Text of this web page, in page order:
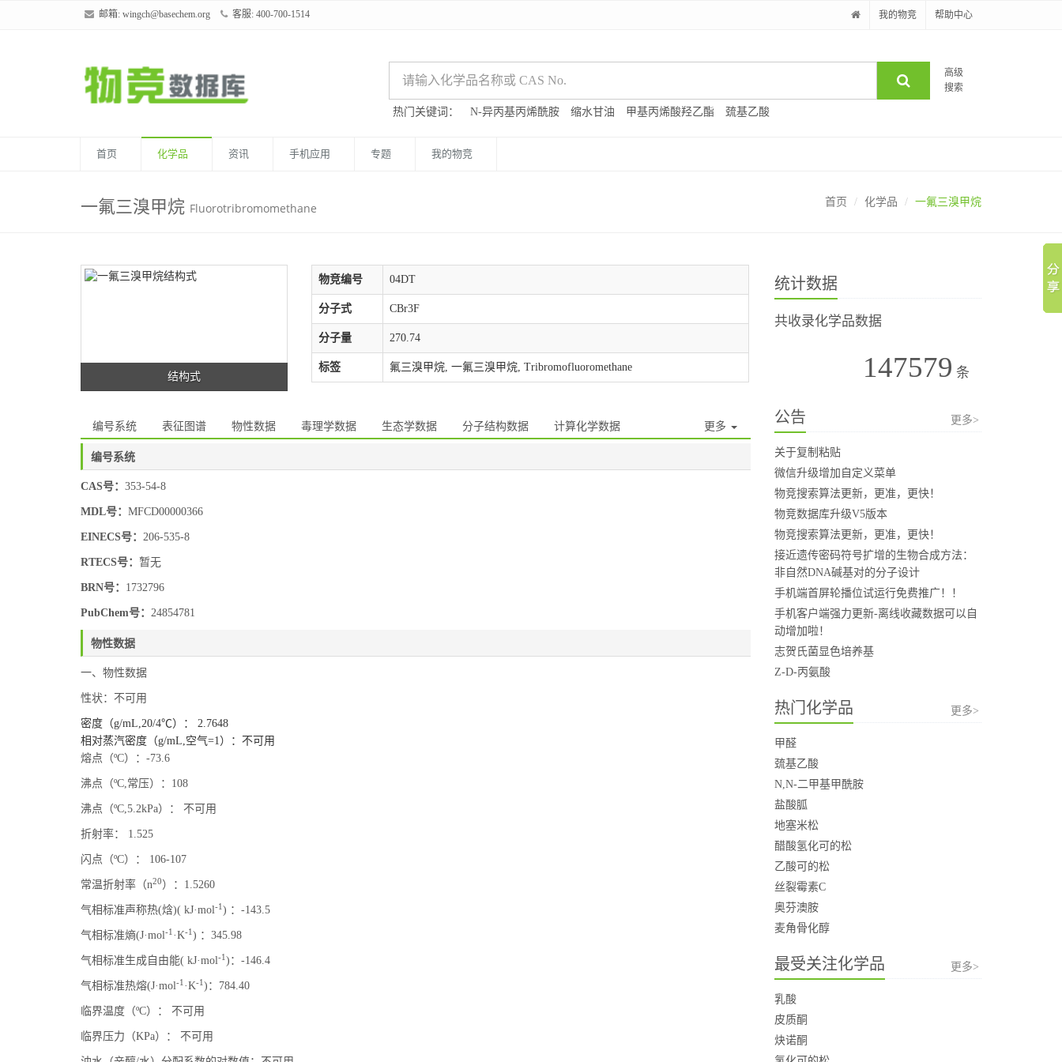
邮箱: wingch@basechem.org 客服: 400-700-1514 我的物竞 帮助中心
高级
搜索
热门关键词： N-异丙基丙烯酰胺 缩水甘油 甲基丙烯酸羟乙酯 巯基乙酸
首页 化学品 资讯 手机应用 专题 我的物竞
一氟三溴甲烷 Fluorotribromomethane 首页 化学品 一氟三溴甲烷
结构式
物竞编号 04DT
分子式 CBr3F
分子量 270.74
标签 氟三溴甲烷, 一氟三溴甲烷, Tribromofluoromethane
编号系统 表征图谱 物性数据 毒理学数据 生态学数据 分子结构数据 计算化学数据 更多
编号系统
CAS号： 353-54-8
MDL号： MFCD00000366
EINECS号： 206-535-8
RTECS号： 暂无
BRN号： 1732796
PubChem号： 24854781
物性数据
一、物性数据
性状：不可用
密度（g/mL,20/4℃）： 2.7648
相对蒸汽密度（g/mL,空气=1）：不可用
熔点（ºC）：-73.6
沸点（ºC,常压）：108
沸点（ºC,5.2kPa）： 不可用
折射率： 1.525
闪点（ºC）： 106-107
常温折射率（n20）：1.5260
气相标准声称热(焓)( kJ·mol-1 ) ：-143.5
气相标准熵(J·mol-1 ·K-1 ) ：345.98
气相标准生成自由能( kJ·mol-1 )：-146.4
气相标准热熔(J·mol-1 ·K-1 )：784.40
临界温度（ºC）： 不可用
临界压力（KPa）： 不可用
统计数据
共收录化学品数据
147579 条
公告 更多>
关于复制粘贴
微信升级增加自定义菜单
物竞搜索算法更新，更准，更快！
物竞数据库升级V5版本
物竞搜索算法更新，更准，更快！
接近遗传密码符号扩增的生物合成方法：
非自然DNA碱基对的分子设计
手机端首屏轮播位试运行免费推广！！
手机客户端强力更新-离线收藏数据可以自
动增加啦！
志贺氏菌显色培养基
Z-D-丙氨酸
热门化学品 更多>
甲醛
巯基乙酸
N,N-二甲基甲酰胺
盐酸胍
地塞米松
醋酸氢化可的松
乙酸可的松
丝裂霉素C
奥芬澳胺
麦角骨化醇
最受关注化学品 更多>
乳酸
皮质酮
炔诺酮